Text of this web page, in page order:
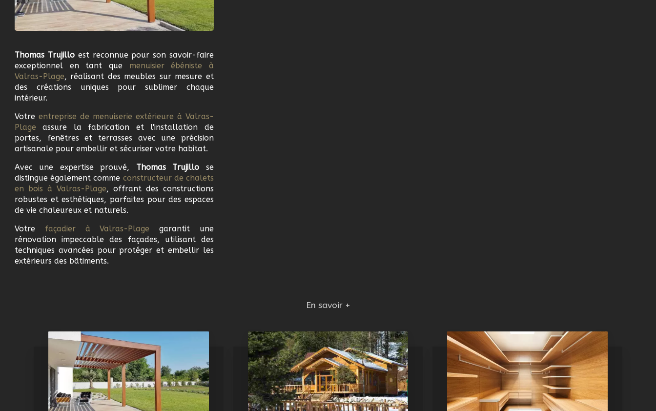
Thomas Trujilloest reconnue pour son savoir-faire
exceptionnel en tant que menuisier ébéniste à
Valras-Plage, réalisant des meubles sur mesure et
des créations uniques pour sublimer chaque
intérieur.
Votre entreprise de menuiserie extérieure à Valras-
Plage assure la fabrication et l'installation de
portes, fenêtres et terrasses avec une précision
artisanale pour embellir et sécuriser votre habitat.
Avec une expertise prouvé, Thomas Trujillo se
distingue également comme constructeur de chalets
en bois à Valras-Plage, offrant des constructions
robustes et esthétiques, parfaites pour des espaces
de vie chaleureux et naturels.
Votre façadier àValras-Plage garantit une
rénovation impeccable des façades, utilisant des
techniques avancées pour protéger et embellir les
extérieurs des bâtiments.
En savoir +